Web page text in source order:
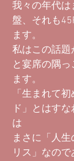
我々の年代は
盤、それも
ます。
私はこの話題
と宴席の隅
ます。
「生まれて
ド」とはす
は
まさに「人
リス」なので